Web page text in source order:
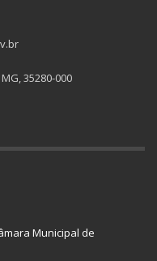
35280-000
Municipal de